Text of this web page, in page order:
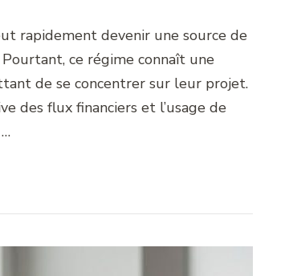
rapidement devenir une source de
Pourtant, ce régime connaît une
de se concentrer sur leur projet.
des flux financiers et l’usage de